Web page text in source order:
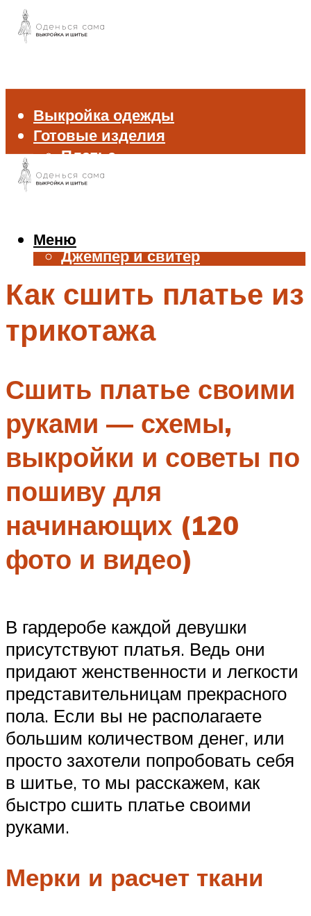
Выкройка одежды
Готовые изделия
Платье
Брюки
Жилет
Джемпер и свитер
Аксессуары
Меню
Меню
Как сшить платье из
трикотажа
Сшить платье своими
руками — схемы,
выкройки и советы по
пошиву для
начинающих (120
фото и видео)
В гардеробе каждой девушки
присутствуют платья. Ведь они
придают женственности и легкости
представительницам прекрасного
пола. Если вы не располагаете
большим количеством денег, или
просто захотели попробовать себя
в шитье, то мы расскажем, как
быстро сшить платье своими
руками.
Мерки и расчет ткани